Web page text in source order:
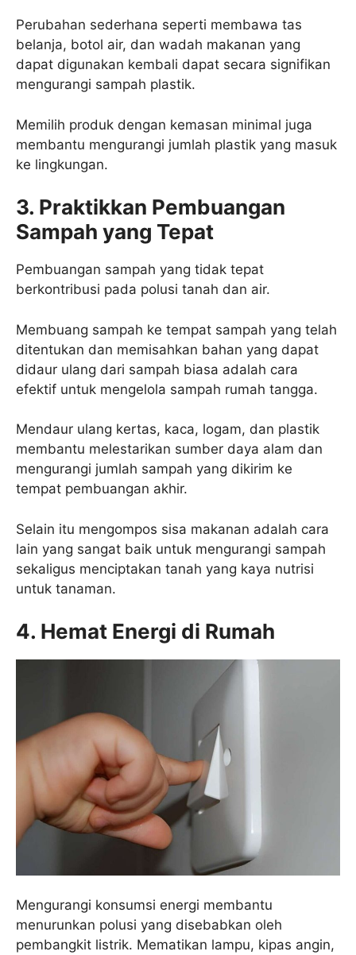
Perubahan sederhana seperti membawa tas
belanja, botol air, dan wadah makanan yang
dapat digunakan kembali dapat secara signifikan
mengurangi sampah plastik.
Memilih produk dengan kemasan minimal juga
membantu mengurangi jumlah plastik yang masuk
ke lingkungan.
3. Praktikkan Pembuangan
Sampah yang Tepat
Pembuangan sampah yang tidak tepat
berkontribusi pada polusi tanah dan air.
Membuang sampah ke tempat sampah yang telah
ditentukan dan memisahkan bahan yang dapat
didaur ulang dari sampah biasa adalah cara
efektif untuk mengelola sampah rumah tangga.
Mendaur ulang kertas, kaca, logam, dan plastik
membantu melestarikan sumber daya alam dan
mengurangi jumlah sampah yang dikirim ke
tempat pembuangan akhir.
Selain itu mengompos sisa makanan adalah cara
lain yang sangat baik untuk mengurangi sampah
sekaligus menciptakan tanah yang kaya nutrisi
untuk tanaman.
4. Hemat Energi di Rumah
Mengurangi konsumsi energi membantu
menurunkan polusi yang disebabkan oleh
pembangkit listrik. Mematikan lampu, kipas angin,